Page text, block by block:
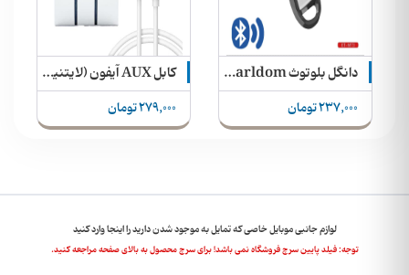
دانگل بلوتوث USB Bluetooth Earldom مدل M73
237,000 تومان
کابل AUX آیفون (لایتنینگ)
279,000 تومان
لوازم جانبی موبایل خاصی که تمایل به موجود شدن دارید را اینجا وارد کنید
توجه: فیلد پایین سرچ فروشگاه نمی باشد! برای سرچ محصول به بالای صفحه مراجعه کنید.